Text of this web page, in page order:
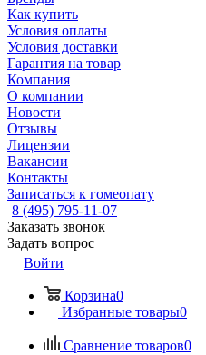
Как купить
Условия оплаты
Условия доставки
Гарантия на товар
Компания
О компании
Новости
Отзывы
Лицензии
Вакансии
Контакты
Записаться к гомеопату
8 (495) 795-11-07
Заказать звонок
Задать вопрос
Войти
Корзина0
Избранные товары0
Сравнение товаров0